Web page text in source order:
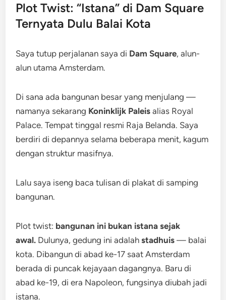
Plot Twist: “Istana” di Dam Square
Ternyata Dulu Balai Kota
Saya tutup perjalanan saya di Dam Square, alun-
alun utama Amsterdam.
Di sana ada bangunan besar yang menjulang —
namanya sekarang Koninklijk Paleis alias Royal
Palace. Tempat tinggal resmi Raja Belanda. Saya
berdiri di depannya selama beberapa menit, kagum
dengan struktur masifnya.
Lalu saya iseng baca tulisan di plakat di samping
bangunan.
Plot twist: bangunan ini bukan istana sejak
awal. Dulunya, gedung ini adalahstadhuis — balai
kota. Dibangun di abad ke-17 saat Amsterdam
berada di puncak kejayaan dagangnya. Baru di
abad ke-19, di era Napoleon, fungsinya diubah jadi
istana.